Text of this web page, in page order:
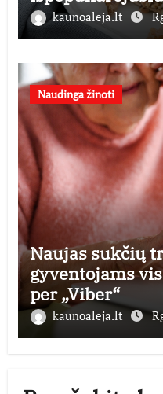
receptu
kaunoaleja.lt
Naudinga žinoti
Naujas sukčių
gyventojams
per „Viber“
kaunoaleja.lt